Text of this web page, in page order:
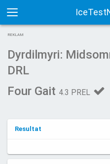
Toggle
navigation
REKLAM
Dyrdilmyri:
DRL
Four Gait 4.3 PREL
Resultat